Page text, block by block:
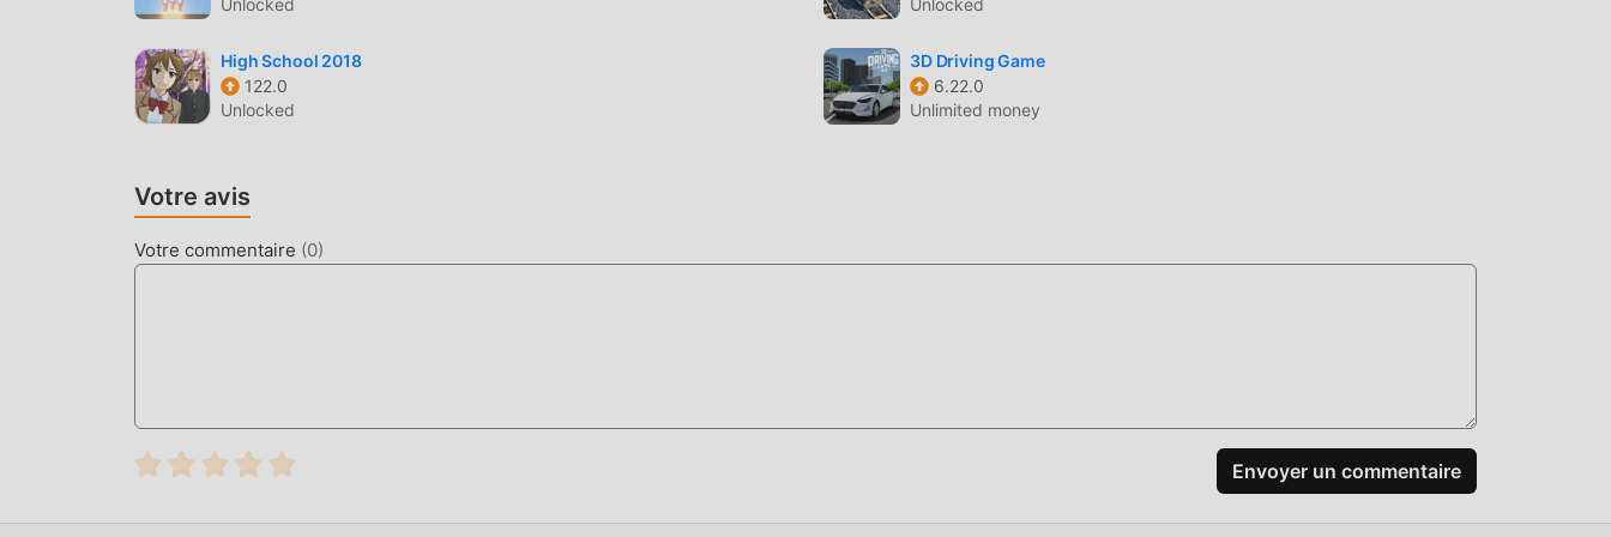
a réécrit cette situation. Ici, vous n'avez pas besoin de dépenser la majeure partie de votre énergie et de répéter
""l'accumulation"" un peu ennuyeuse. Les mods peuvent facilement vous aider à omettre ce processus, vous aidant
ainsi à vous concentrer sur le plaisir du jeu lui-même
TÉLÉCHARGER MAINTENANT
télécharger directement la version mod gratuite Car Lot Management 4.0.1 dans le package d'installation moddroid
téléchargez-le maintenant!
Unlocked
Unlocked
High School 2018
122.0
Unlocked
3D Driving Game
6.22.0
Unlimited money
Votre avis
Votre commentaire (0)
Envoyer un commentaire